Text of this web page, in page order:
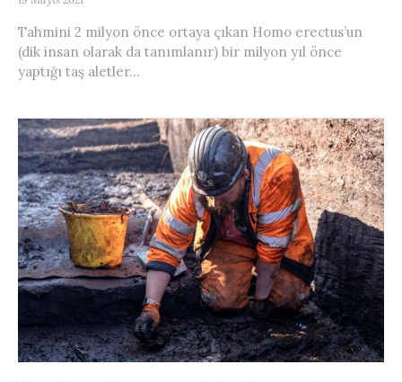
Tahmini 2 milyon önce ortaya çıkan Homo erectus’un
(dik insan olarak da tanımlanır) bir milyon yıl önce
yaptığı taş aletler...